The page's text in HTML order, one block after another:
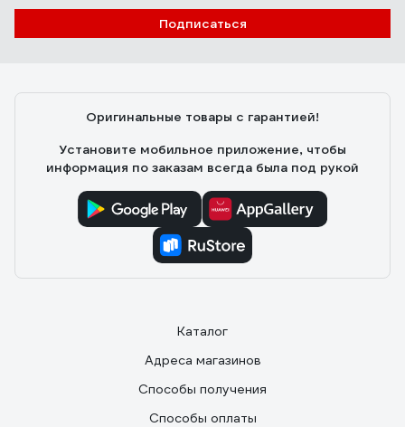
Подписаться
Оригинальные товары с гарантией!
Установите мобильное приложение, чтобы
информация по заказам всегда была под рукой
Каталог
Адреса магазинов
Способы получения
Способы оплаты